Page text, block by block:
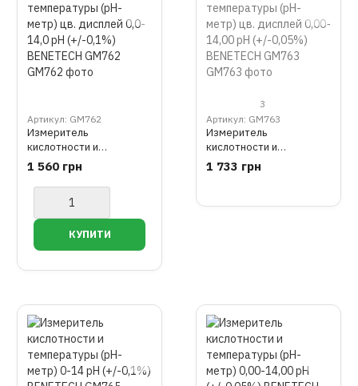
Артикул: GM762
Измеритель
кислотности и
температуры (pH-метр)
цв. дисплей 0,0-14,0 pH
(+/-0,1%) BENETECH
1 560 грн
3
Артикул: GM763
Измеритель
кислотности и
температуры (pH-метр)
цв. дисплей 0,00-14,00
GM763
1 733 грн